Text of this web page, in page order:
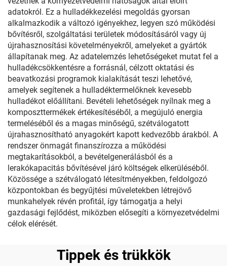
adatokról. Ez a hulladékkezelési megoldás gyorsan
alkalmazkodik a változó igényekhez, legyen szó működési
bővítésről, szolgáltatási területek módosításáról vagy új
újrahasznosítási követelményekről, amelyeket a gyártók
állapítanak meg. Az adatelemzés lehetőségeket mutat fel a
hulladékcsökkentésre a forrásnál, célzott oktatási és
beavatkozási programok kialakítását teszi lehetővé,
amelyek segítenek a hulladéktermelőknek kevesebb
hulladékot előállítani. Bevételi lehetőségek nyílnak meg a
komposzttermékek értékesítéséből, a megújuló energia
termeléséből és a magas minőségű, szétválogatott
újrahasznosítható anyagokért kapott kedvezőbb árakból. A
rendszer önmagát finanszírozza a működési
megtakarításokból, a bevételgenerálásból és a
lerakókapacitás bővítésével járó költségek elkerüléséből.
Közössége a szétválogató létesítményekben, feldolgozó
központokban és begyűjtési műveletekben létrejövő
munkahelyek révén profitál, így támogatja a helyi
gazdasági fejlődést, miközben elősegíti a környezetvédelmi
célok elérését.
Tippek és trükkök